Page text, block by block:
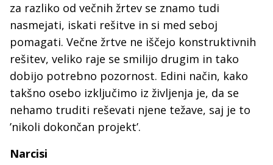
za razliko od večnih žrtev se znamo tudi
nasmejati, iskati rešitve in si med seboj
pomagati. Večne žrtve ne iščejo konstruktivnih
rešitev, veliko raje se smilijo drugim in tako
dobijo potrebno pozornost. Edini način, kako
takšno osebo izključimo iz življenja je, da se
nehamo truditi reševati njene težave, saj je to
’nikoli dokončan projekt’.
Narcisi